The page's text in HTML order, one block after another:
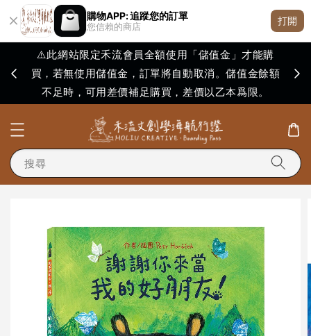
購物APP: 追蹤您的訂單
您信賴的商店
打開
⚠️此網站限定禾流會員全額使用「儲值金」才能購
買，若無使用儲值金，訂單將自動取消。儲值金餘額
不足時，可用差價補足購買，差價以乙本爲限。
購
搜尋